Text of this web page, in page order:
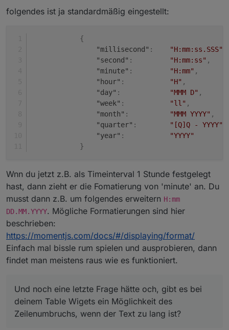
Schriftfarbe ändern kann.
Und noch eine letzte Frage hätte och, gibt es bei deinem
Table Wigets ein Möglichkeit des Zeilenumbruchs, wenn
folgendes ist ja standardmäßig eingestellt:
{
"millisecond" : "H:mm:ss.SSS"
"second" : "H:mm:ss" ,
"minute" : "H:mm" ,
"hour" : "H" ,
"day" : "MMM D" ,
"week" : "ll" ,
"month" : "MMM YYYY" ,
"quarter" : "[Q]Q - YYYY"
"year" :
"YYYY"
}
Wnn du jetzt z.B. als Timeinterval 1 Stunde festgelegt
hast, dann zieht er die Fomatierung von 'minute' an. Du
musst dann z.B. um folgendes erweitern H:mm
DD.MM.YYYY. Mögliche Formatierungen sind hier
beschrieben:
https://momentjs.com/docs/#/displaying/format/
Einfach mal bissle rum spielen und ausprobieren, dann
findet man meistens raus wie es funktioniert.
Und noch eine letzte Frage hätte och, gibt es bei
deinem Table Wigets ein Möglichkeit des
Zeilenumbruchs, wenn der Text zu lang ist?